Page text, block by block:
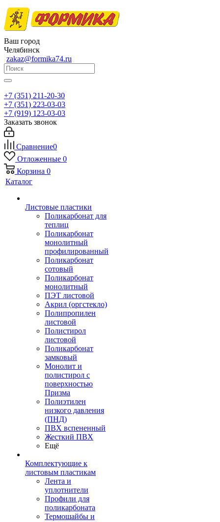
Ваш город
Челябинск
zakaz@formika74.ru
+7 (351) 211-20-30
+7 (351) 223-03-03
+7 (919) 123-03-03
Заказать звонок
Сравнение0
Отложенные 0
Корзина 0
Каталог
Листовые пластики
Поликарбонат для
теплиц
Поликарбонат
монолитный
профилированный
Поликарбонат
сотовый
Поликарбонат
монолитный
ПЭТ листовой
Акрил (оргстекло)
Полипропилен
листовой
Полистирол
листовой
Поликарбонат
замковый
Монолит и
полистирол с
поверхностью
Призма
Полиэтилен
низкого давления
(ПНД)
ПВХ вспененный
Жесткий ПВХ
Ещё
Комплектующие к
листовым пластикам
Лента и
уплотнители
Профили для
поликарбоната
Термошайбы и